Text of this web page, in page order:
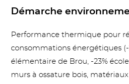
Démarche
Performance thermique pour
consommations énergétiques (-
élémentaire de Brou, -23%
murs à ossature bois, matériaux